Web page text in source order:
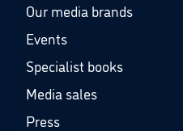
Our media brands
Events
Specialist books
Media sales
Press